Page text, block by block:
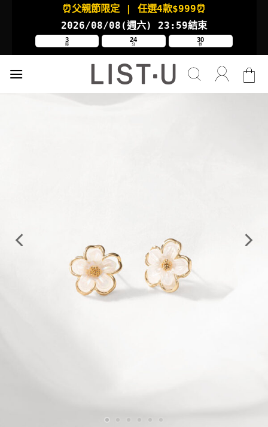
⏰父親節限定 | 任選4款$999⏰
2026/08/08(週六) 23:59結束
3
時
24
分
30
秒